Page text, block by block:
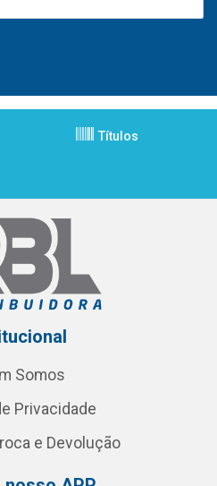
Títulos
Somos
Privacidade
e Devolução